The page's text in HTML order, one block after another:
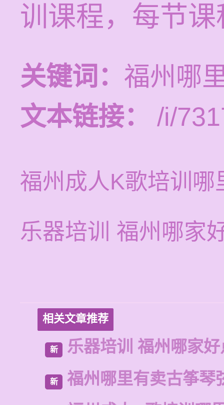
训课程，每节
关键词： 福州哪
文本链接：
/i/
福州成人K歌培训哪
乐器培训 福州哪家
相关文章推荐
新 乐器培训 福州哪家好
新
福州哪里有卖古筝琴